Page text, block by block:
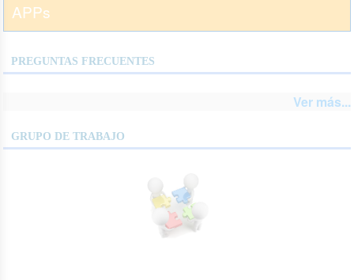
APPs
PREGUNTAS FRECUENTES
Ver más...
GRUPO DE TRABAJO